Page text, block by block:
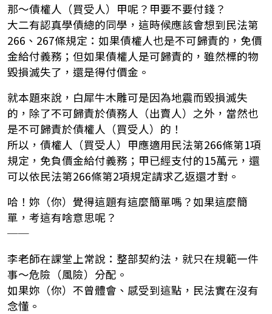
那～債權人（買受人）甲呢？甲要不要付錢？
大二有認真學債總的同學，這時候應該會想到民法第
266、267條規定：如果債權人也是不可歸責的，免價
金給付義務；但如果債權人是可歸責的，雖然標的物
毀損滅失了，還是得付價金。
就本題來說，白犀牛木雕可是因為地震而毀損滅失
的，除了不可歸責於債務人（出賣人）之外，當然也
是不可歸責於債權人（買受人）的！
所以，債權人（買受人）甲應適用民法第266條第1項
規定，免負價金給付義務；甲已經支付的15萬元，還
可以依民法第266條第2項規定請求乙返還才對。
哈！妳（你）覺得這題有這麼簡單嗎？如果這麼簡
單，考這有啥意思呢？
──
李老師在課堂上常說：整部契約法，就只在規範一件
事～危險（風險）分配。
如果妳（你）不曾體會、感受到這點，民法實在沒有
念懂。